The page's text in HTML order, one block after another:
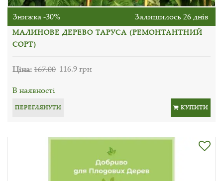
Знижка -30% Залишилось 26 днів
МАЛИНОВЕ ДЕРЕВО ТАРУСА (РЕМОНТАНТНИЙ
СОРТ)
Ціна:167.00 116.9 грн
В наявності
ПЕРЕГЛЯНУТИ КУПИТИ